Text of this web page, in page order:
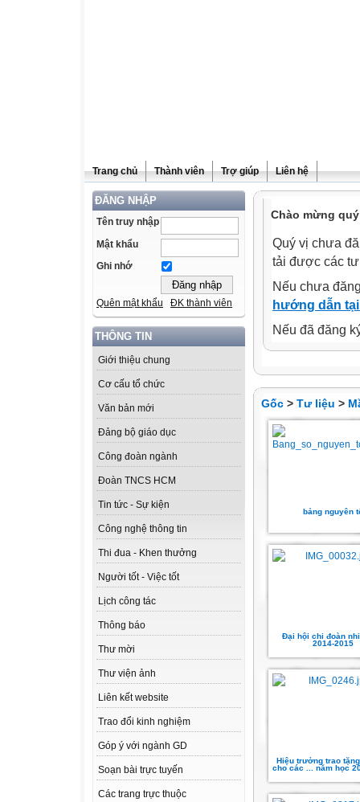
Trang chủ Thành viên Trợ giúp Liên hệ
ĐĂNG NHẬP
Tên truy nhập
Mật khẩu
Ghi nhớ
Quên mật khẩu ĐK thành viên
THÔNG TIN
Giới thiệu chung
Cơ cấu tổ chức
Văn bản mới
Đảng bộ giáo dục
Công đoàn ngành
Đoàn TNCS HCM
Tin tức - Sự kiện
Công nghệ thông tin
Thi đua - Khen thưởng
Người tốt - Việc tốt
Lịch công tác
Thông báo
Thư mời
Thư viện ảnh
Liên kết website
Trao đổi kinh nghiệm
Góp ý với ngành GD
Soạn bài trực tuyến
Các trang trực thuộc
Chào mừng
Quý vị chưa
tải được các
Nếu chưa
hướng dẫn
Nếu đã đăng
Gốc > Tư liệu >
bảng nguyên
Đại hội chi đoàn
2014-2015
Hiệu trưởng trao
cho các ... năm học